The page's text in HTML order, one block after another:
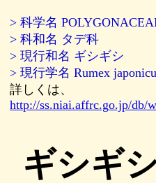
> 科学名
> 科和名 タデ科
> 現行和名 ギシギシ
> 現行学名 Rumex
詳しくは、
http://ss.niai.affrc.go.jp/db/
ギシギ